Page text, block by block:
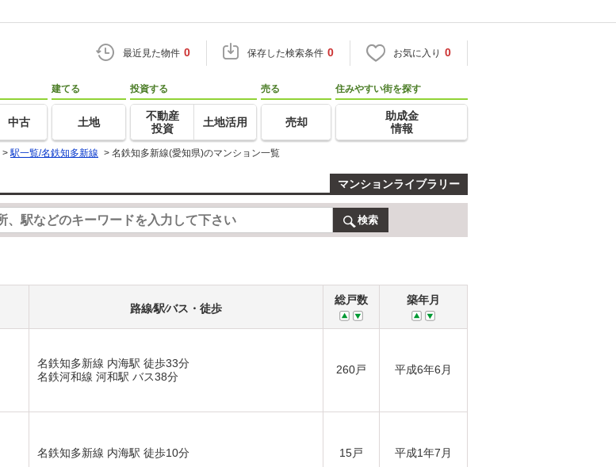
最近見た物件 0 保存した検索条件 0 お気に入り 0
中古
建てる
土地
投資する
不動産
投資
土地活用
売る
売却
住みやすい街を探す
助成金
情報
> 駅一覧/名鉄知多新線 > 名鉄知多新線(愛知県)のマンション一覧
マンションライブラリー
検索
路線⁄駅⁄バス・徒歩
総戸数 築年月
名鉄知多新線 内海駅 徒歩33分
名鉄河和線 河和駅 バス38分
260戸 平成6年6月
名鉄知多新線 内海駅 徒歩10分 15戸 平成1年7月